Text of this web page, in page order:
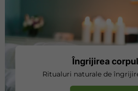
Îngrijirea
Ritualuri naturale de